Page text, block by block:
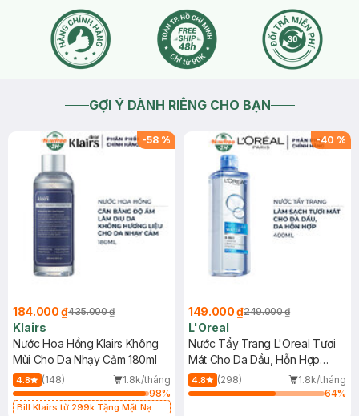
GỢI Ý DÀNH RIÊNG CHO BẠN
-58 %
184.000 ₫435.000 ₫
Klairs
Nước Hoa Hồng Klairs Không
Mùi Cho Da Nhạy Cảm 180ml
4.8 (148)
1.8k/tháng
98%
Bill Klairs từ 299k Tặng Mặt Nạ
-40 %
149.000 ₫249.000 ₫
L'Oreal
Nước Tẩy Trang L'Oreal Tươi
Mát Cho Da Dầu, Hỗn Hợp
400ml
4.8 (298)
1.8k/tháng
64%